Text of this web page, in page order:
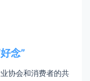
念”
协会和消费者的共